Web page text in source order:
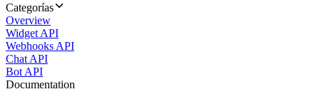
Categorías
Overview
Widget API
Webhooks API
Chat API
Bot API
Documentation